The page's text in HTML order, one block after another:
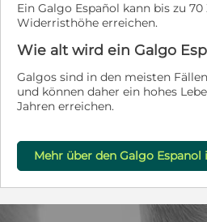
Ein Galgo Español kann bis zu
Widerristhöhe erreichen.
Wie alt wird ein Galgo
Galgos sind in den meisten
und können daher ein hohes
Jahren erreichen.
Mehr über den Galgo